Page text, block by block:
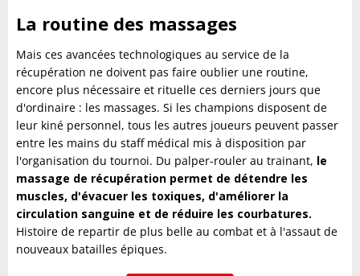
La routine des massages
Mais ces avancées technologiques au service de la
récupération ne doivent pas faire oublier une routine,
encore plus nécessaire et rituelle ces derniers jours que
d'ordinaire : les massages. Si les champions disposent de
leur kiné personnel, tous les autres joueurs peuvent passer
entre les mains du staff médical mis à disposition par
l'organisation du tournoi. Du palper-rouler au trainant, le
massage de récupération permet de détendre les
muscles, d'évacuer les toxiques, d'améliorer la
circulation sanguine et de réduire les courbatures.
Histoire de repartir de plus belle au combat et à l'assaut de
nouveaux batailles épiques.